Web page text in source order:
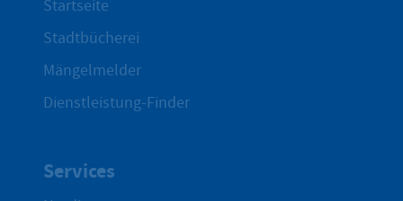
Startseite
Stadtbücherei
Mängelmelder
Dienstleistung-Finder
Services